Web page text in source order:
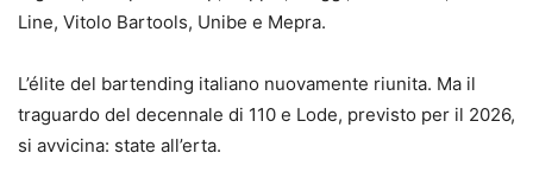
Line, Vitolo Bartools, Unibe e Mepra.
L’élite del bartending italiano nuovamente riunita. Ma il
traguardo del decennale di 110 e Lode, previsto per il 2026,
si avvicina: state all’erta.